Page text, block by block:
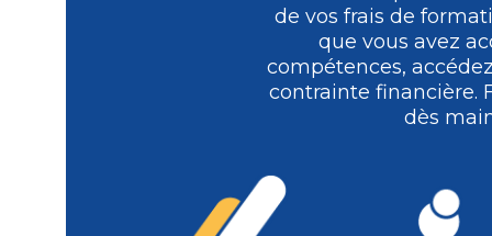
de vos frais de
que vous avez
compétences,
contrainte financière.
dès